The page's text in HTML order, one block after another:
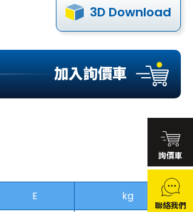
3D Download
加入詢價車
E
kg
詢價車
聯絡我們